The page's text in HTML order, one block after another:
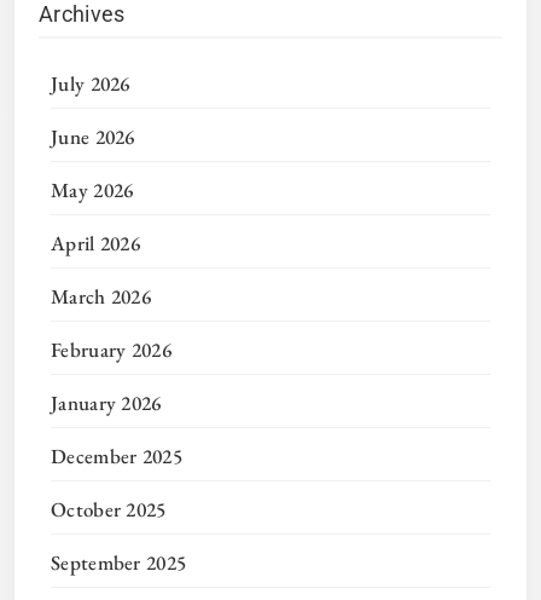
Archives
July 2026
June 2026
May 2026
April 2026
March 2026
February 2026
January 2026
December 2025
October 2025
September 2025